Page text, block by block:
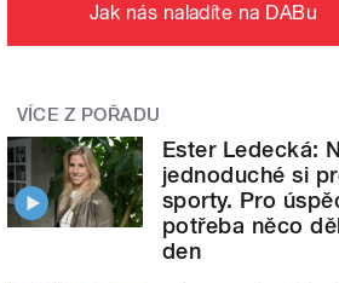
Jak nás naladíte na DABu
VÍCE Z POŘADU
Ester Ledecká:
jednoduché si
sporty. Pro
potřeba něco
den